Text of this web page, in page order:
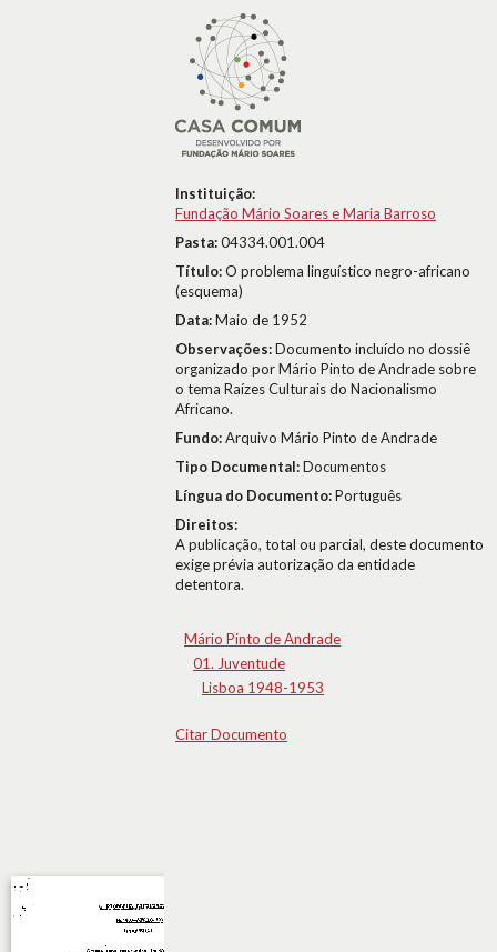
Instituição:
Fundação Mário Soares e Maria Barroso
Pasta:04334.001.004
Título:O problema linguístico negro-africano
(esquema)
Data:Maio de 1952
Observações:Documento incluído no dossiê
organizado por Mário Pinto de Andrade sobre
o tema Raízes Culturais do Nacionalismo
Africano.
Fundo:Arquivo Mário Pinto de Andrade
Tipo Documental:Documentos
Língua do Documento:Português
Direitos:
A publicação, total ou parcial, deste documento
exige prévia autorização da entidade
detentora.
Mário Pinto de Andrade
01. Juventude
Lisboa 1948-1953
Citar Documento